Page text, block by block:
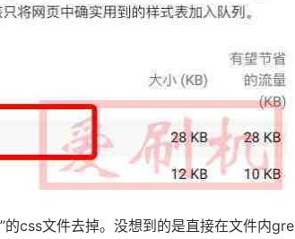
css文件去掉。没想到的是直接在文件内gre